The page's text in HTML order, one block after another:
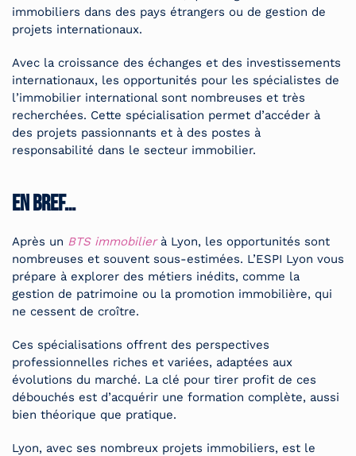
immobiliers dans des pays étrangers ou de gestion de
projets internationaux.
Avec la croissance des échanges et des investissements
internationaux, les opportunités pour les spécialistes de
l’immobilier international sont nombreuses et très
recherchées. Cette spécialisation permet d’accéder à
des projets passionnants et à des postes à
responsabilité dans le secteur immobilier.
En bref…
Après un BTS immobilierà Lyon, les opportunités sont
nombreuses et souvent sous-estimées. L’ESPI Lyon vous
prépare à explorer des métiers inédits, comme la
gestion de patrimoine ou la promotion immobilière, qui
ne cessent de croître.
Ces spécialisations offrent des perspectives
professionnelles riches et variées, adaptées aux
évolutions du marché. La clé pour tirer profit de ces
débouchés est d’acquérir une formation complète, aussi
bien théorique que pratique.
Lyon, avec ses nombreux projets immobiliers, est le